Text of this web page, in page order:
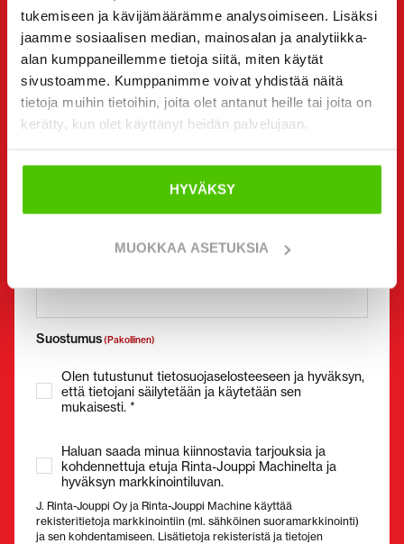
tukemiseen ja kävijämäärämme analysoimiseen. Lisäksi
jaamme sosiaalisen median, mainosalan ja analytiikka-
alan kumppaneillemme tietoja siitä, miten käytät
sivustoamme. Kumppanimme voivat yhdistää näitä
tietoja muihin tietoihin, joita olet antanut heille tai joita on
kerätty, kun olet käyttänyt heidän palvelujaan.
HYVÄKSY
MUOKKAA ASETUKSIA
Yrityksen nimi Y-tunnus
Puhelinnumero
Ilman välilyöntejä (esim. +358401234567)
(Pakollinen)
Suostumus(Pakollinen)
Olen tutustunut tietosuojaselosteeseen ja hyväksyn,
että tietojani säilytetään ja käytetään sen
mukaisesti. *
Haluan saada minua kiinnostavia tarjouksia ja
kohdennettuja etuja Rinta-Jouppi Machinelta ja
hyväksyn markkinointiluvan.
J. Rinta-Jouppi Oy ja Rinta-Jouppi Machine käyttää
rekisteritietoja markkinointiin (ml. sähköinen suoramarkkinointi)
ja sen kohdentamiseen. Lisätietoja rekisteristä ja tietojen